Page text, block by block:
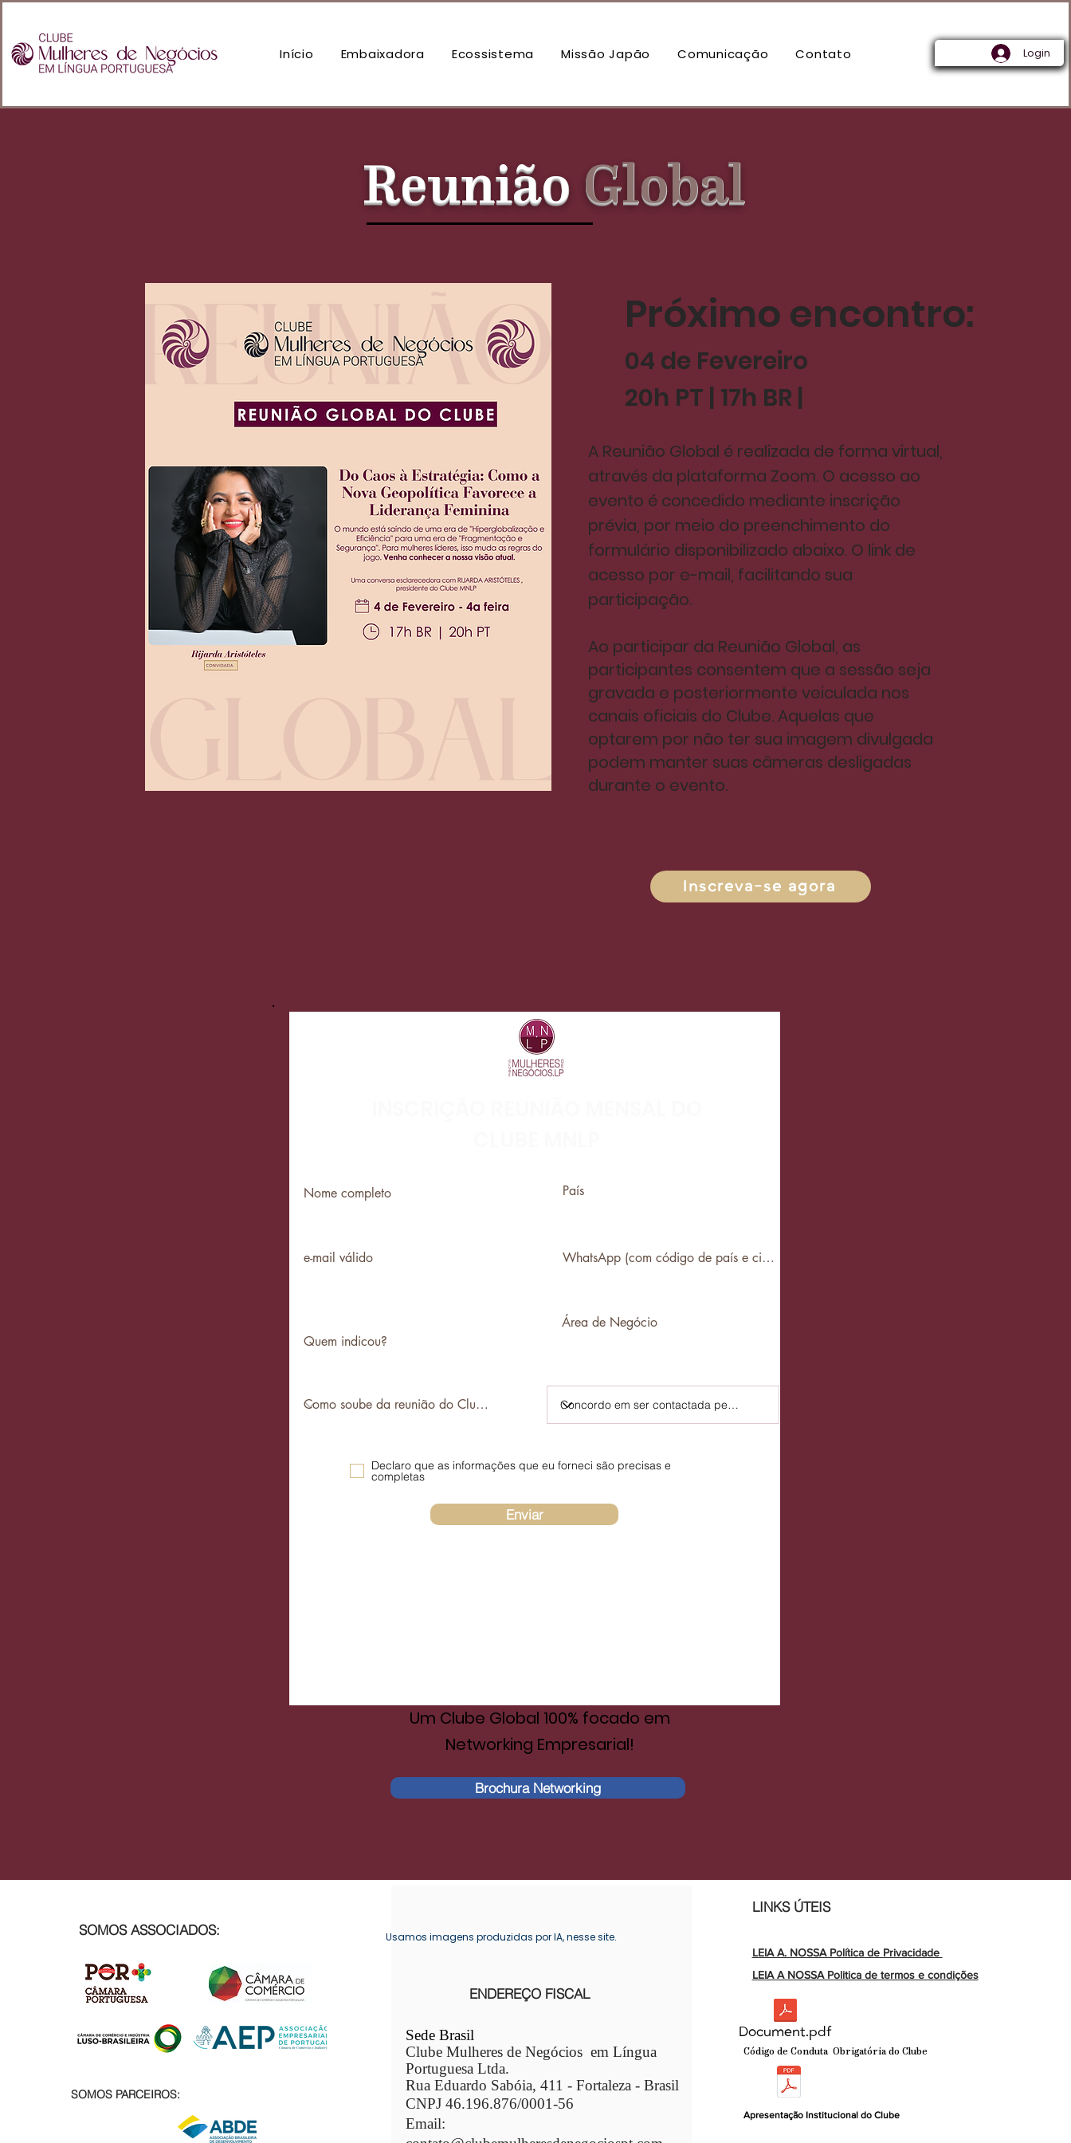
Início Embaixadora Ecossistema Missão Japão Comunicação Contato Login
Reunião Global
Próximo encontro:
04 de Fevereiro
20h PT | 17h BR |
A Reunião Global é realizada de forma virtual,
através da plataforma Zoom. O acesso ao
evento é concedido mediante inscrição
prévia, por meio do preenchimento do
formulário disponibilizado abaixo. O link de
acesso por e-mail, facilitando sua
participação.
Ao participar da Reunião Global, as
participantes consentem que a sessão seja
gravada e posteriormente veiculada nos
canais oficiais do Clube. Aquelas que
optarem por não ter sua imagem divulgada
podem manter suas câmeras desligadas
durante o evento.
Inscreva-se agora
Declaro que as informações que eu forneci são precisas e
completas
Enviar
Um Clube Global 100% focado em
Networking Empresarial!
Brochura Networking
SOMOS ASSOCIADOS:
SOMOS PARCEIROS:
ENDEREÇO FISCAL
Sede Brasil
Clube Mulheres de Negócios em Língua
Portuguesa Ltda.
Rua Eduardo Sabóia, 411 - Fortaleza - Brasil
CNPJ 46.196.876/0001-56​​
Email:
LINKS ÚTEIS
LEIA A. NOSSA Política de Privacidade
LEIA A NOSSA Politica de termos e condições
Document.pdf
Código de Conduta Obrigatória do Clube
Apresentação Institucional do Clube
Usamos imagens produzidas por IA, nesse site.